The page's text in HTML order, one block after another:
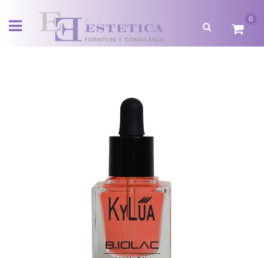
Open menu
0